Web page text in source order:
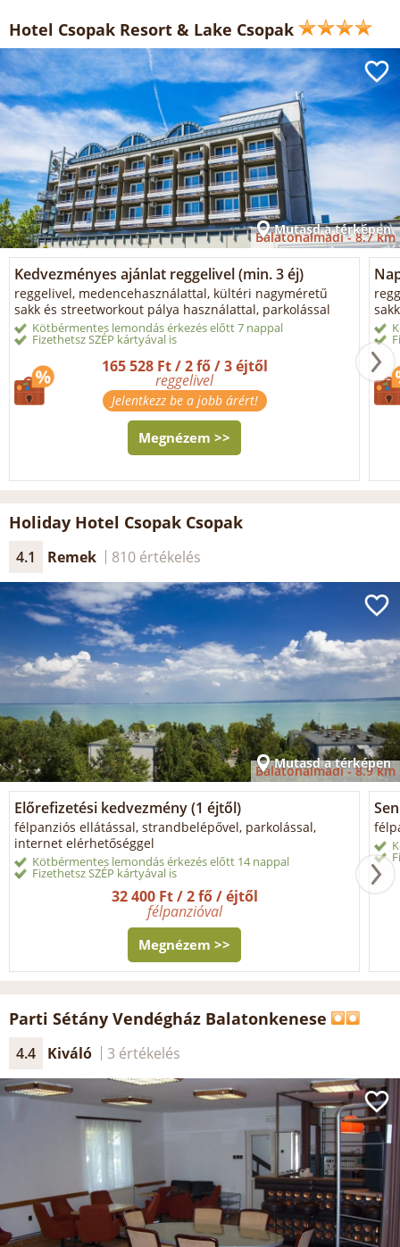
Hotel Csopak Resort & Lake Csopak
Mutasd a térképen
Balatonalmádi -8.7 km
Kedvezményes ajánlat reggelivel (min. 3 éj)
reggelivel, medencehasználattal, kültéri nagyméretű
sakk és streetworkout pálya használattal, parkolással
Kötbérmentes lemondás érkezés előtt 7 nappal
Fizethetsz SZÉP kártyával is
165 528 Ft / 2 fő / 3 éjtől
reggelivel
Jelentkezz be a jobb árért!
Megnézem >>
Holiday Hotel Csopak Csopak
4.1 Remek 810 értékelés
Mutasd a térképen
Balatonalmádi -8.9 km
Előrefizetési kedvezmény (1 éjtől)
félpanziós ellátással, strandbelépővel, parkolással,
internet elérhetőséggel
Kötbérmentes lemondás érkezés előtt 14 nappal
Fizethetsz SZÉP kártyával is
32 400 Ft / 2 fő / éjtől
félpanzióval
Megnézem >>
Parti Sétány Vendégház Balatonkenese
4.4 Kiváló 3 értékelés